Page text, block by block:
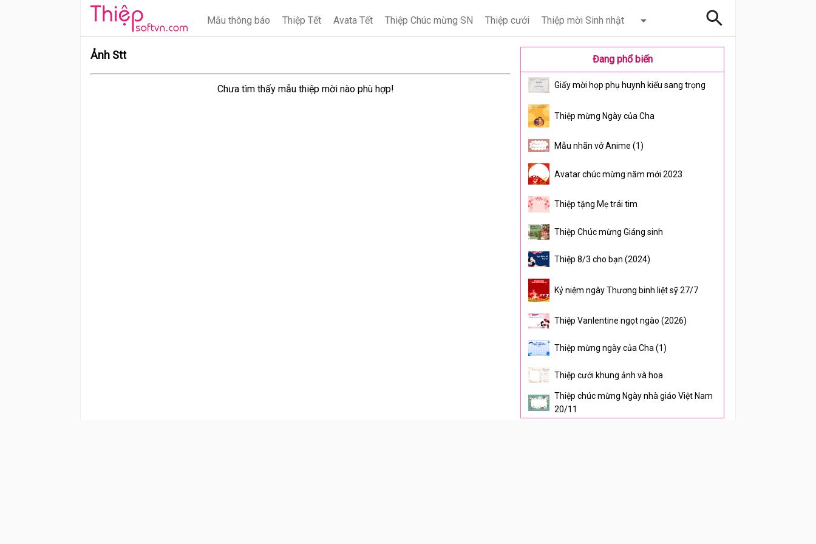
Mẫu thông báo Thiệp Tết Avata Tết Thiệp Chúc mừng SN Thiệp cưới Thiệp mời Sinh nhật
Ảnh Stt
Chưa tìm thấy mẫu thiệp mời nào phù hợp!
Đang phổ biến
Giấy mời họp phụ huynh kiểu sang trọng
Thiệp mừng Ngày của Cha
Mẫu nhãn vở Anime (1)
Avatar chúc mừng năm mới 2023
Thiệp tặng Mẹ trái tim
Thiệp Chúc mừng Giáng sinh
Thiệp 8/3 cho bạn (2024)
Kỷ niệm ngày Thương binh liệt sỹ 27/7
Thiệp Vanlentine ngọt ngào (2026)
Thiệp mừng ngày của Cha (1)
Thiệp cưới khung ảnh và hoa
Thiệp chúc mừng Ngày nhà giáo Việt Nam
20/11